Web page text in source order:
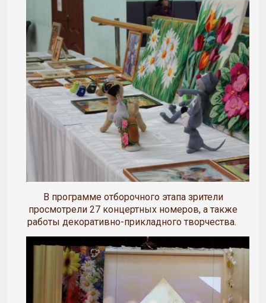
В программе отборочного этапа зрители
просмотрели 27 концертных номеров, а также
работы декоративно-прикладного творчества.